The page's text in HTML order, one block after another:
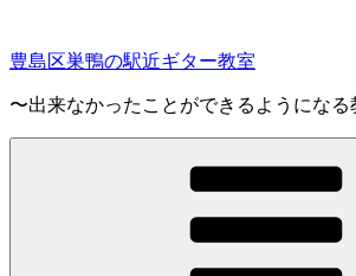
テ
へ
豊島区巣鴨の駅近ギター教室
〜出来なかったことができるようにな